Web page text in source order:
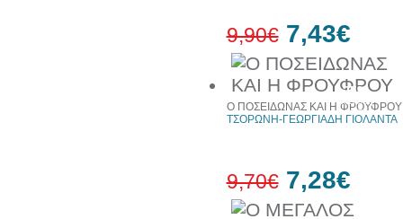
25%
έκπτωση
web
9,90€ 7,43€
Ο ΠΟΣΕΙΔΩΝΑΣ ΚΑΙ Η ΦΡΟΥΦΡΟΥ
ΤΣΟΡΩΝΗ-ΓΕΩΡΓΙΑΔΗ ΓΙΟΛΑΝΤΑ
9,70€ 7,28€